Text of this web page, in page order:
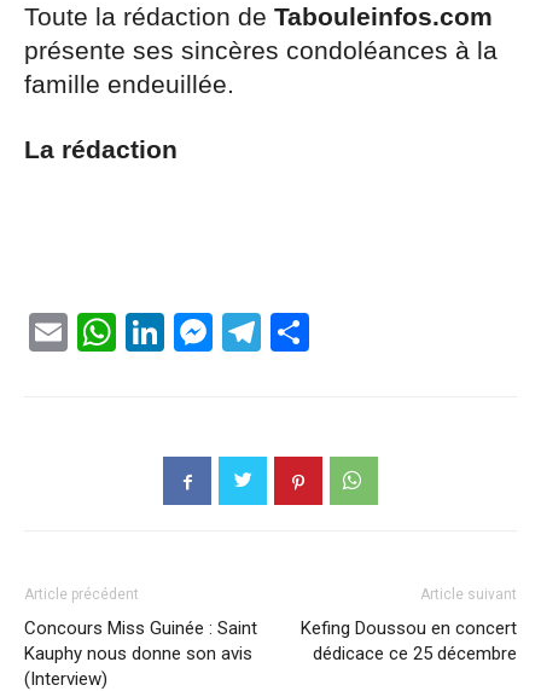
Toute la rédaction de Tabouleinfos.com
présente ses sincères condoléances à la
famille endeuillée.
La rédaction
EmailWhatsApp
LinkedIn
Messenger
Telegram
Article précédent
Concours Miss Guinée : Saint
Kauphy nous donne son avis
(Interview)
Article suivant
Kefing Doussou en concert
dédicace ce 25 décembre